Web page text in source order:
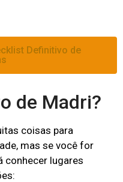
Definitivo de
de Madri?
coisas para
mas se você for
conhecer lugares